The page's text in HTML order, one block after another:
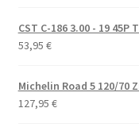
CST C-186 3.00 - 19 45P
53,95 €
Michelin Road 5 120/70
127,95 €